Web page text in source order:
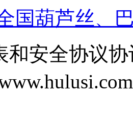
国葫芦丝、
和安全协议